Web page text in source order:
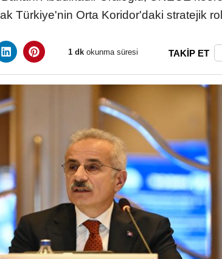
Türkiye'nin Orta Koridor'daki stratejik
1 dk okunma süresi TAKİP ET